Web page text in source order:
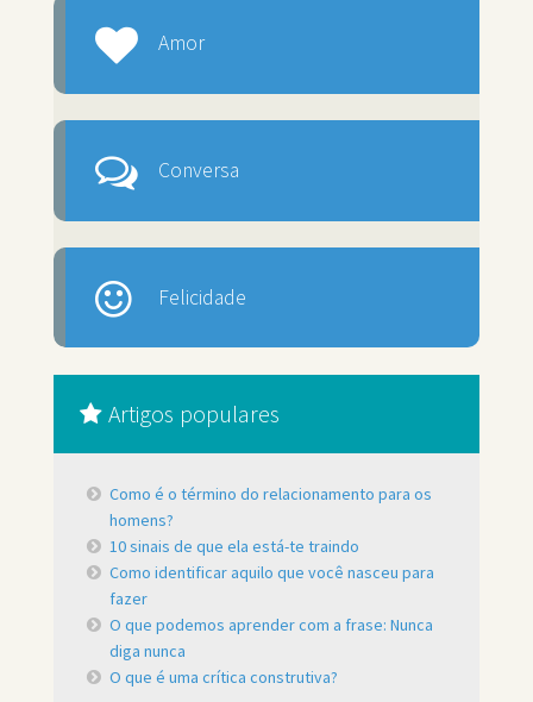
Amor
Conversa
Felicidade
Artigos populares
Como é o término do relacionamento para os
homens?
10 sinais de que ela está-te traindo
Como identificar aquilo que você nasceu para
fazer
O que podemos aprender com a frase: Nunca
diga nunca
O que é uma crítica construtiva?